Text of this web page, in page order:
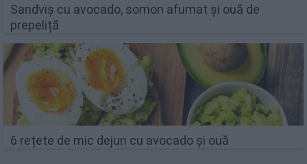
Sandviș cu avocado, somon afumat și ouă de
prepeliță
6 rețete de mic dejun cu avocado și ouă